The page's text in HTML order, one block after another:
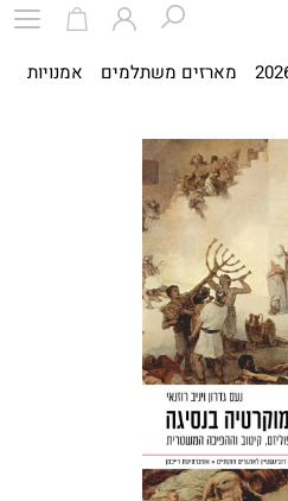
מארזים משתלמים אמנויות